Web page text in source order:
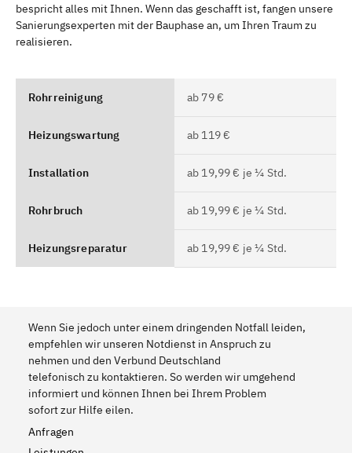
bespricht alles mit Ihnen. Wenn das geschafft ist, fangen unsere
Sanierungsexperten mit der Bauphase an, um Ihren Traum zu
realisieren.
Rohrreinigung ab 79 €
Heizungswartung ab 119 €
Installation ab 19,99 € je ¼ Std.
Rohrbruch ab 19,99 € je ¼ Std.
Heizungsreparatur ab 19,99 € je ¼ Std.
Wenn Sie jedoch unter einem dringenden Notfall leiden,
empfehlen wir unseren Notdienst in Anspruch zu
nehmen und den Verbund Deutschland
telefonisch zu kontaktieren. So werden wir umgehend
informiert und können Ihnen bei Ihrem Problem
sofort zur Hilfe eilen.
Anfragen